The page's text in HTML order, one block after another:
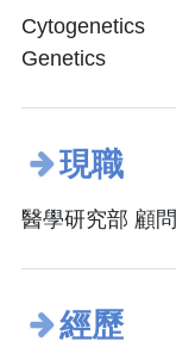
Cytogenetics
Genetics
現職
醫學研究部 顧問
經歷